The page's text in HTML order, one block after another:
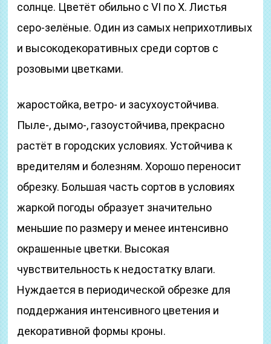
солнце. Цветёт обильно с VІ по Х. Листья
серо-зелёные. Один из самых неприхотливых
и высокодекоративных среди сортов с
розовыми цветками.
жаростойка, ветро- и засухоустойчива.
Пыле-, дымо-, газоустойчива, прекрасно
растёт в городских условиях. Устойчива к
вредителям и болезням. Хорошо переносит
обрезку. Большая часть сортов в условиях
жаркой погоды образует значительно
меньшие по размеру и менее интенсивно
окрашенные цветки. Высокая
чувствительность к недостатку влаги.
Нуждается в периодической обрезке для
поддержания интенсивного цветения и
декоративной формы кроны.